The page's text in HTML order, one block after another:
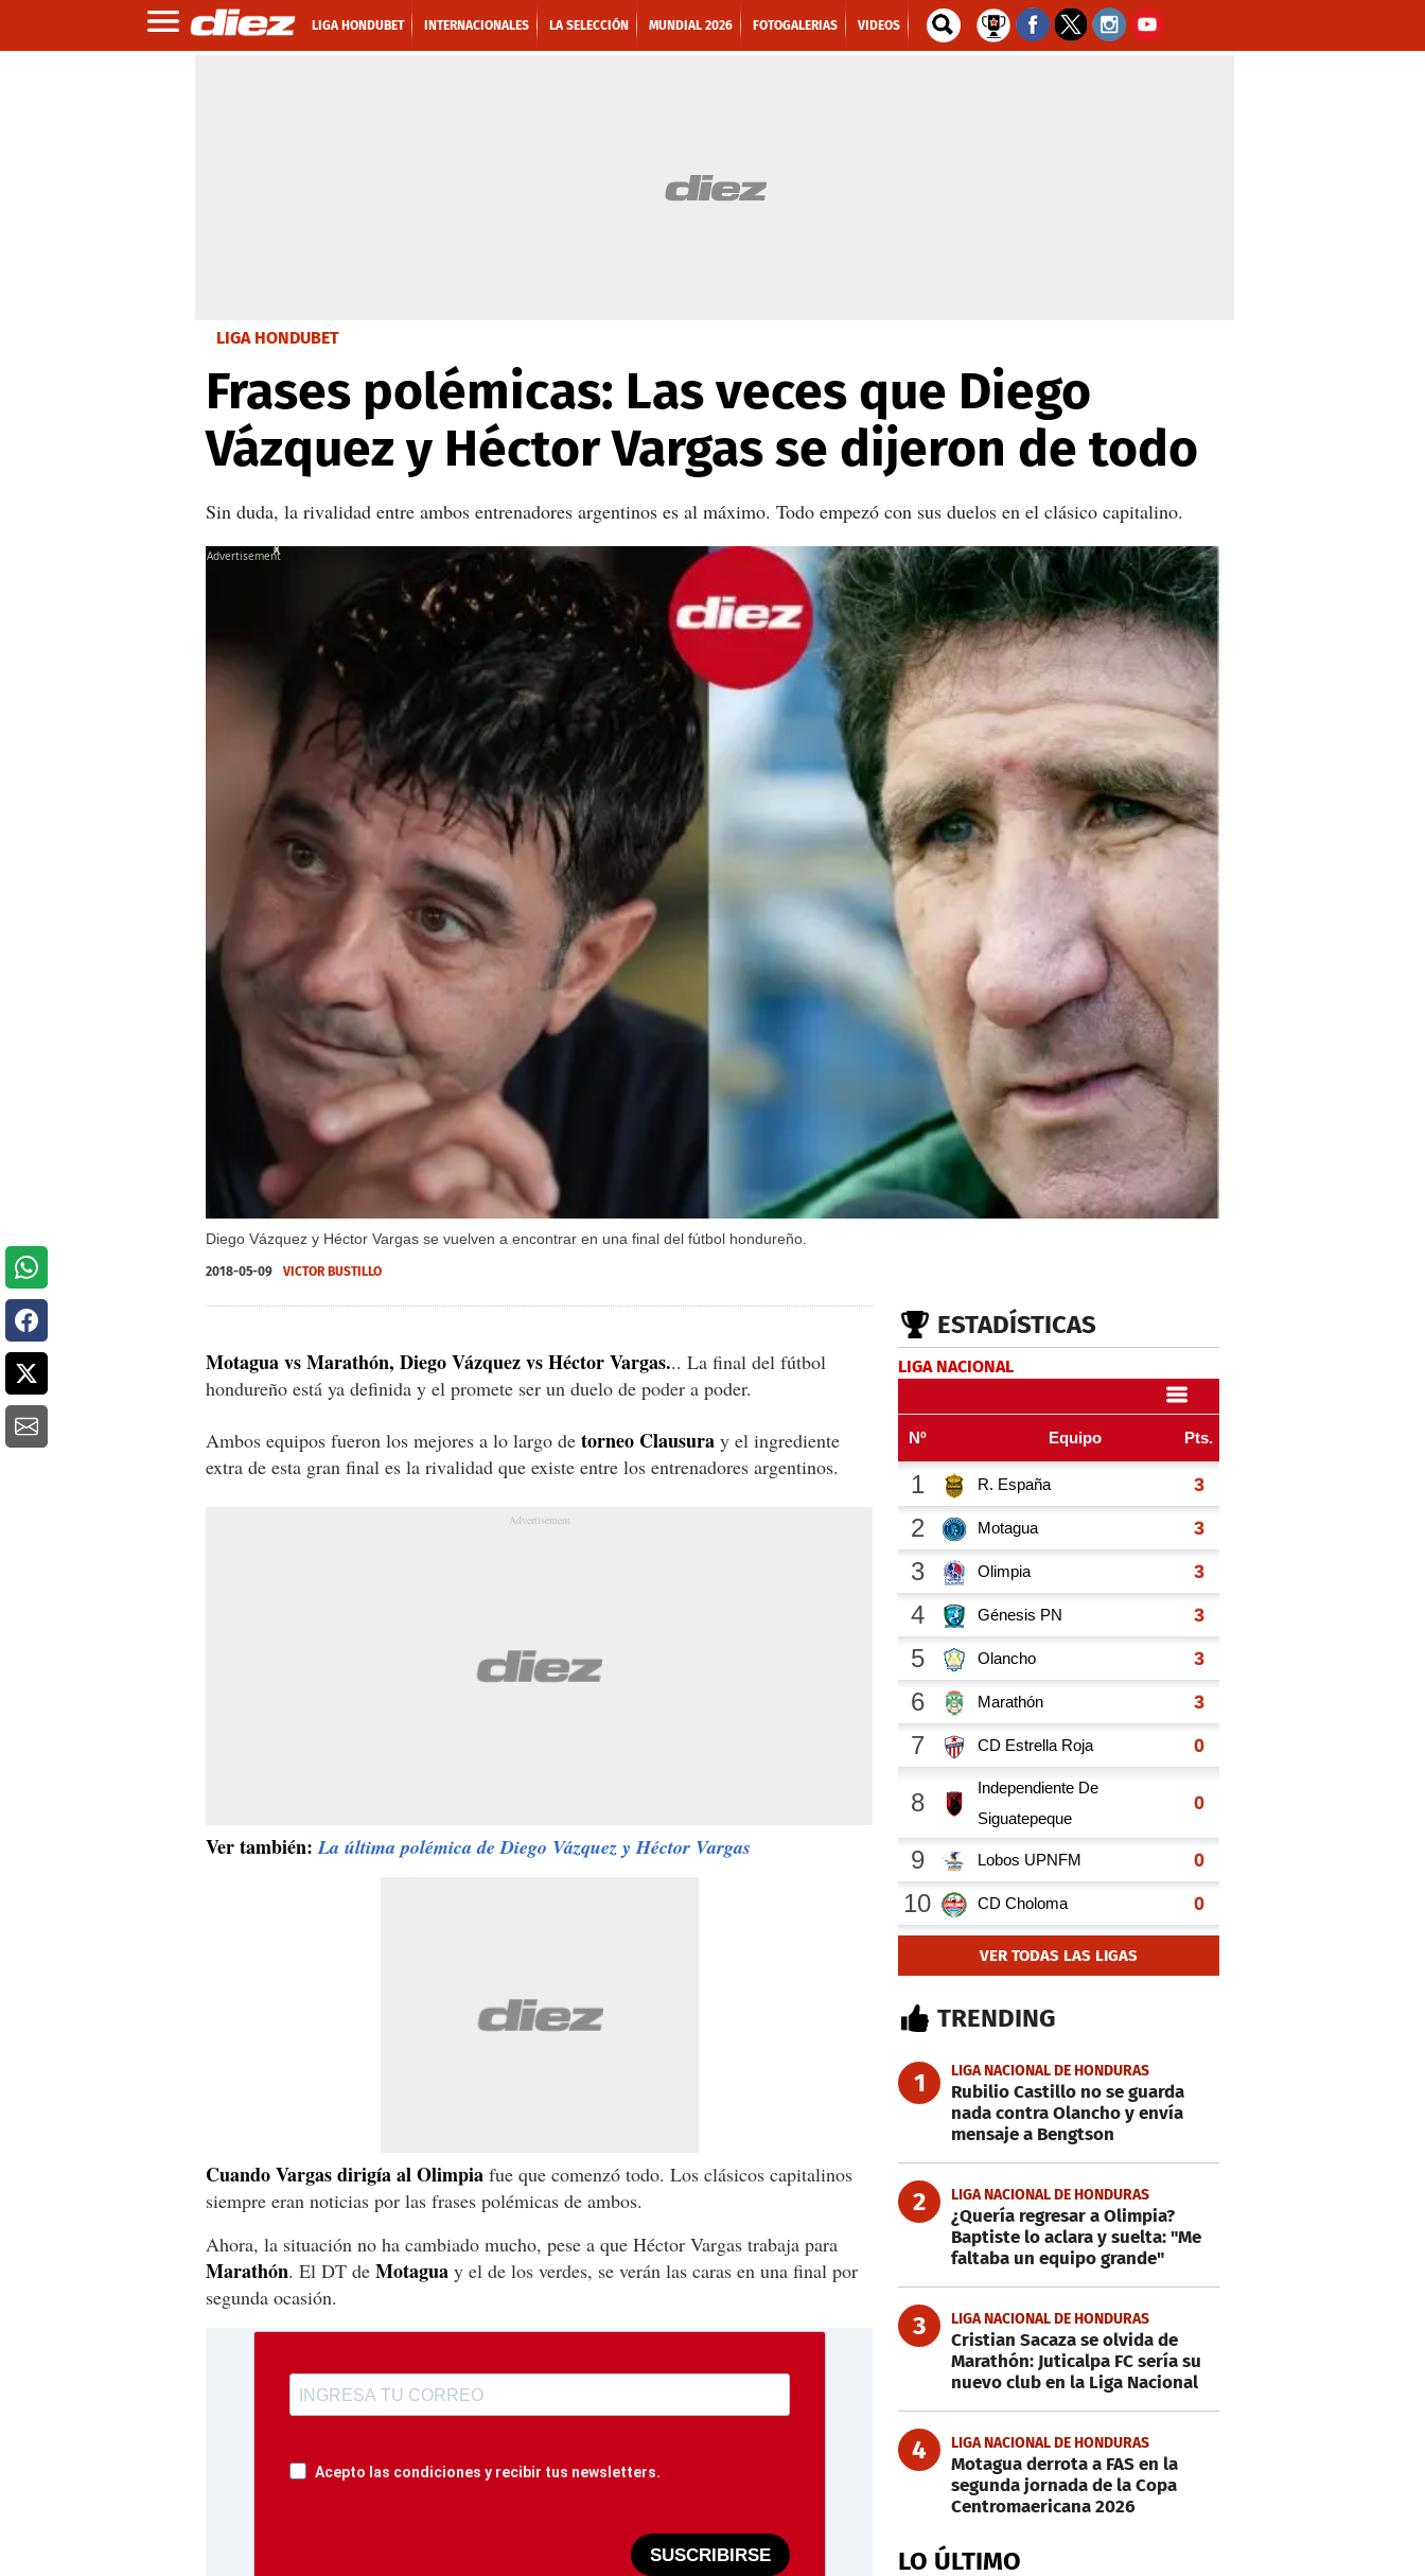
LIGA HONDUBET INTERNACIONALES LA SELECCIÓN MUNDIAL 2026 FOTOGALERIAS VIDEOS
LIGA HONDUBET
Frases polémicas: Las veces que Diego
Vázquez y Héctor Vargas se dijeron de todo
Sin duda, la rivalidad entre ambos entrenadores argentinos es al máximo. Todo empezó con sus duelos en el clásico capitalino.
Diego Vázquez y Héctor Vargas se vuelven a encontrar en una final del fútbol hondureño.
X
2018-05-09 VICTOR BUSTILLO
Motagua vs Marathón, Diego Vázquez vs Héctor Vargas... La final del fútbol
hondureño está ya definida y el promete ser un duelo de poder a poder.
Ambos equipos fueron los mejores a lo largo de torneo Clausura y el ingrediente
extra de esta gran final es la rivalidad que existe entre los entrenadores argentinos.
Ver también:La última polémica de Diego Vázquez y Héctor Vargas
Cuando Vargas dirigía al Olimpia fue que comenzó todo. Los clásicos capitalinos
siempre eran noticias por las frases polémicas de ambos.
Ahora, la situación no ha cambiado mucho, pese a que Héctor Vargas trabaja para
Marathón. El DT de Motagua y el de los verdes, se verán las caras en una final por
segunda ocasión.
Acepto las condiciones y recibir tus newsletters.
SUSCRIBIRSE
ESTADÍSTICAS
LIGA NACIONAL
VER TODAS LAS LIGAS
TRENDING
1 LIGA NACIONAL DE HONDURAS
Rubilio Castillo no se guarda
nada contra Olancho y envía
mensaje a Bengtson
2 LIGA NACIONAL DE HONDURAS
¿Quería regresar a Olimpia?
Baptiste lo aclara y suelta: "Me
faltaba un equipo grande"
3 LIGA NACIONAL DE HONDURAS
Cristian Sacaza se olvida de
Marathón: Juticalpa FC sería su
nuevo club en la Liga Nacional
4 LIGA NACIONAL DE HONDURAS
Motagua derrota a FAS en la
segunda jornada de la Copa
Centromaericana 2026
LO ÚLTIMO